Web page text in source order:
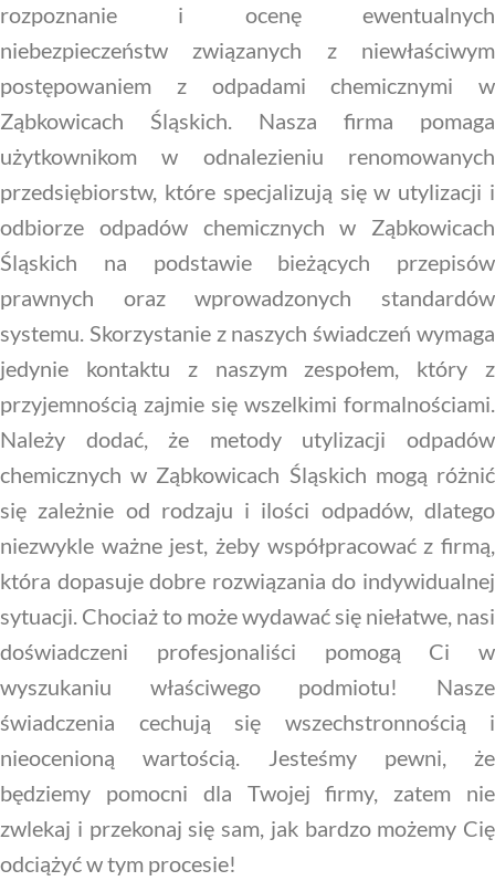
rozpoznanie i ocenę ewentualnych
niebezpieczeństw związanych z niewłaściwym
postępowaniem z odpadami chemicznymi w
Ząbkowicach Śląskich. Nasza firma pomaga
użytkownikom w odnalezieniu renomowanych
przedsiębiorstw, które specjalizują się w utylizacji i
odbiorze odpadów chemicznych w Ząbkowicach
Śląskich na podstawie bieżących przepisów
prawnych oraz wprowadzonych standardów
systemu. Skorzystanie z naszych świadczeń wymaga
jedynie kontaktu z naszym zespołem, który z
przyjemnością zajmie się wszelkimi formalnościami.
Należy dodać, że metody utylizacji odpadów
chemicznych w Ząbkowicach Śląskich mogą różnić
się zależnie od rodzaju i ilości odpadów, dlatego
niezwykle ważne jest, żeby współpracować z firmą,
która dopasuje dobre rozwiązania do indywidualnej
sytuacji. Chociaż to może wydawać się niełatwe, nasi
doświadczeni profesjonaliści pomogą Ci w
wyszukaniu właściwego podmiotu! Nasze
świadczenia cechują się wszechstronnością i
nieocenioną wartością. Jesteśmy pewni, że
będziemy pomocni dla Twojej firmy, zatem nie
zwlekaj i przekonaj się sam, jak bardzo możemy Cię
odciążyć w tym procesie!